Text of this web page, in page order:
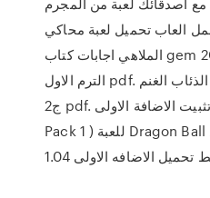
العاب تحميل لعبة محاكي
الملاهي اجابات كتاب gem للصف الثالث الثانوى 2020
الترم الاول pdf. تحميل كتاب عندما ترعى الذئاب الغنم
ج2 pdf. طريقة تحميل و تثبيت الاضافة الاولى ( DLC
Pack 1 ) للعبة Dragon Ball Xenoverse 2 وشخصيه
تحميل الاضافه الاولى 1.04